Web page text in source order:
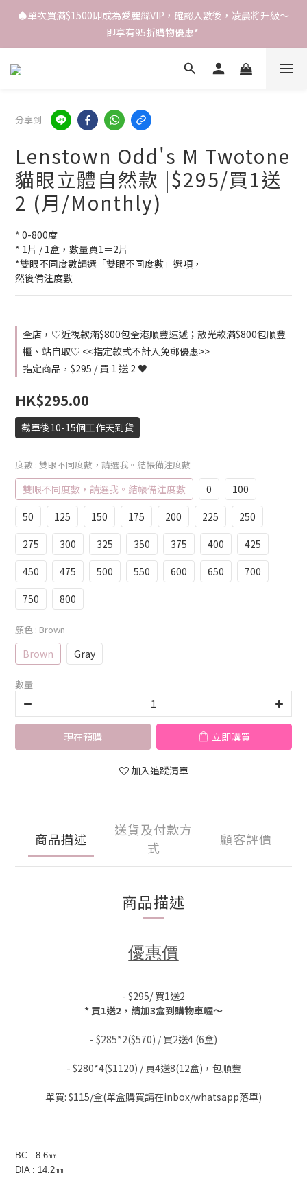
♠️單次買滿$1500即成為愛麗絲VIP，確認入數後，凌晨將升級～
即享有95折購物優惠*
分享到
Lenstown Odd's M Twotone
貓眼立體自然款 |$295/買1送
2 (月/Monthly)
* 0-800度
* 1片 / 1盒，數量買1＝2片
*雙眼不同度數請選「雙眼不同度數」選項，
然後備注度數
全店，♡近視款滿$800包全港順豐速遞；散光款滿$800包順豐
櫃、站自取♡ <<指定款式不計入免郵優惠>>
指定商品，$295 / 買 1 送 2 ♥
HK$295.00
截單後10-15個工作天到貨
度數 : 雙眼不同度數，請選我。結帳備注度數
雙眼不同度數，請選我。結帳備注度數 0
100
50
125 150 175 200 225
250
275
300 325 350 375 400
425
450
475 500 550 600 650
700
750
800
顏色 : Brown
Brown Gray
數量
現在預購 立即購買
加入追蹤清單
商品描述
送貨及付款方
式
顧客評價
商品描述
優惠價
- $295/ 買1送2
* 買1送2，請加3盒到購物車喔～
- $285*2($570) / 買2送4 (6盒)
- $280*4($1120) / 買4送8(12盒)，包順豐
單買: $115/盒(單盒購買請在inbox/whatsapp落單)
BC : 8.6㎜
DIA : 14.2㎜